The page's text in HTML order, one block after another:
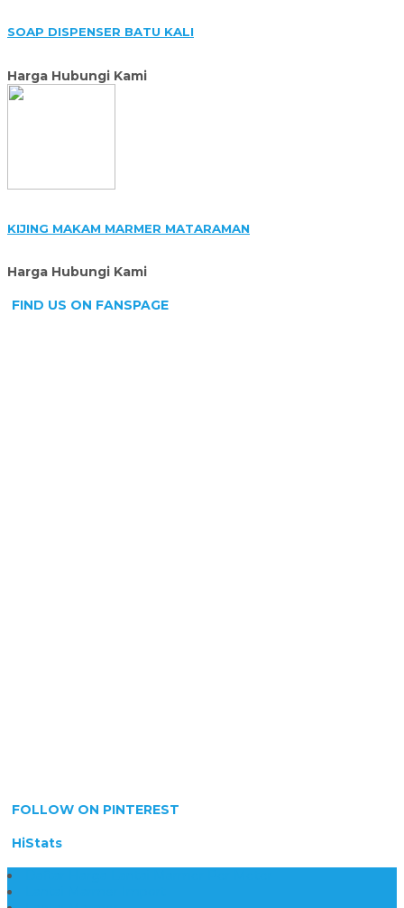
SOAP DISPENSER BATU KALI
Harga Hubungi Kami
KIJING MAKAM MARMER MATARAMAN
Harga Hubungi Kami
FIND US ON FANSPAGE
FOLLOW ON PINTEREST
HiStats